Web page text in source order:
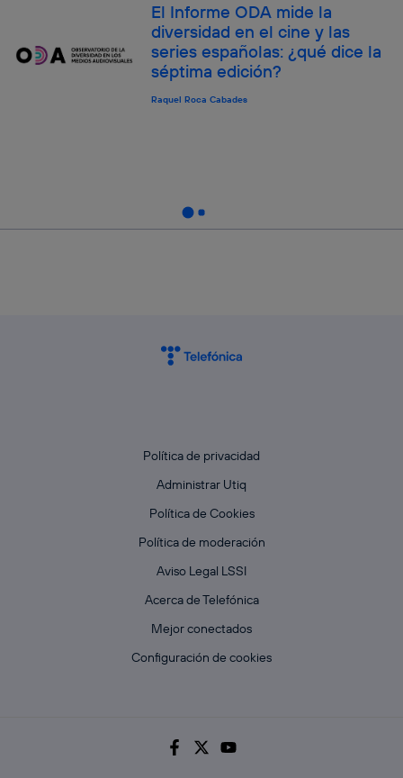
El Informe ODA mide la
diversidad en el cine y las
series españolas: ¿qué dice la
séptima edición?
Raquel Roca Cabades
Política de privacidad
Administrar Utiq
Política de Cookies
Política de moderación
Aviso Legal LSSI
Acerca de Telefónica
Mejor conectados
Configuración de cookies